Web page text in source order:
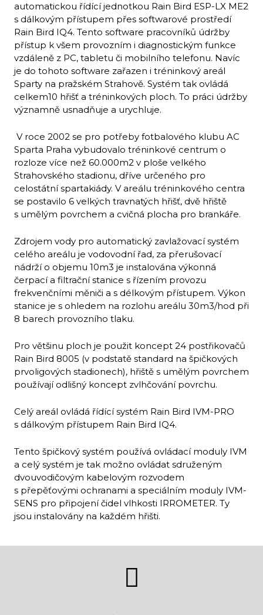
automatickou řídící jednotkou Rain Bird ESP-LX ME2
s dálkovým přístupem přes softwarové prostředí
Rain Bird IQ4. Tento software pracovníků údržby
přístup k všem provozním i diagnostickým funkce
vzdáleně z PC, tabletu či mobilního telefonu. Navíc
je do tohoto software zařazen i tréninkový areál
Sparty na pražském Strahově. Systém tak ovládá
celkem10 hřišť a tréninkových ploch. To práci údržby
významně usnadňuje a urychluje.
V roce 2002 se pro potřeby fotbalového klubu AC
Sparta Praha vybudovalo tréninkové centrum o
rozloze více než 60.000m2 v ploše velkého
Strahovského stadionu, dříve určeného pro
celostátní spartakiády. V areálu tréninkového centra
se postavilo 6 velkých travnatých hřišť, dvě hřiště
s umělým povrchem a cvičná plocha pro brankáře.
Zdrojem vody pro automatický zavlažovací systém
celého areálu je vodovodní řad, za přerušovací
nádrží o objemu 10m3 je instalována výkonná
čerpací a filtrační stanice s řízením provozu
frekvenčními měniči a s délkovým přístupem. Výkon
stanice je s ohledem na rozlohu areálu 30m3/hod při
8 barech provozního tlaku.
Pro většinu ploch je použit koncept 24 postřikovačů
Rain Bird 8005 (v podstatě standard na špičkových
prvoligových stadionech), hřiště s umělým povrchem
používají odlišný koncept zvlhčování povrchu.
Celý areál ovládá řídící systém Rain Bird IVM-PRO
s dálkovým přístupem Rain Bird IQ4.
Tento špičkový systém používá ovládací moduly IVM
a celý systém je tak možno ovládat sdruženým
dvouvodičovým kabelovým rozvodem
s přepěťovými ochranami a speciálním moduly IVM-
SENS pro připojení čidel vlhkosti IRROMETER. Ty
jsou instalovány na každém hřišti.